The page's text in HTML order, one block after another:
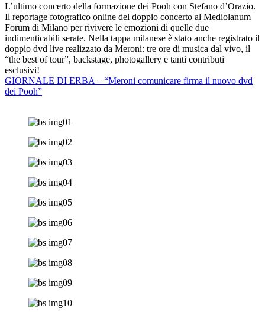
L’ultimo concerto della formazione dei Pooh con Stefano d’Orazio.
Il reportage fotografico online del doppio concerto al Mediolanum
Forum di Milano per rivivere le emozioni di quelle due
indimenticabili serate. Nella tappa milanese è stato anche registrato il
doppio dvd live realizzato da Meroni: tre ore di musica dal vivo, il
“the best of tour”, backstage, photogallery e tanti contributi
esclusivi!
GIORNALE DI ERBA – “Meroni comunicare firma il nuovo dvd
dei Pooh”